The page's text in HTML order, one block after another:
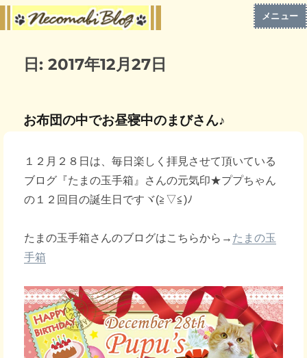
メニュー
日:2017年12月27日
お布団の中でお昼寝中のまびさん♪
１２月２８日は、毎日楽しく拝見させて頂いている
ブログ『たまの玉手箱』さんの元気印★ププちゃん
の１２回目の誕生日ですヾ(≧▽≦)ﾉ
たまの玉手箱さんのブログはこちらから→ たまの玉
手箱